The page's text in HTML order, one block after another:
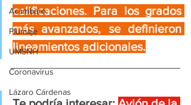
Acámbaro
Plumaje
UMSNH
Coronavirus
Lázaro Cárdenas
calificaciones. Para los grados
más avanzados, se definieron
lineamientos adicionales.